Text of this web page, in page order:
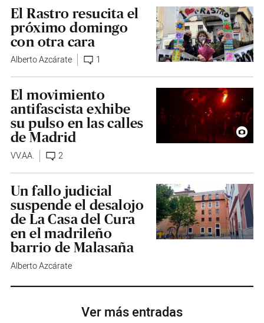
El Rastro resucita el
próximo domingo
con otra cara
Alberto Azcárate 1
El movimiento
antifascista exhibe
su pulso en las calles
de Madrid
VV.AA. 2
Un fallo judicial
suspende el desalojo
de La Casa del Cura
en el madrileño
barrio de Malasaña
Alberto Azcárate
Ver más entradas